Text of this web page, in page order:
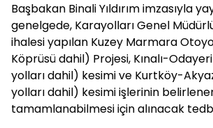
Başbakan Binali Yıldırım imzasıyla
genelgede, Karayolları Genel
ihalesi yapılan Kuzey Marmara
Köprüsü dahil) Projesi, Kınalı-
yolları dahil) kesimi ve Kurtköy-
yolları dahil) kesimi işlerinin
tamamlanabilmesi için alınacak